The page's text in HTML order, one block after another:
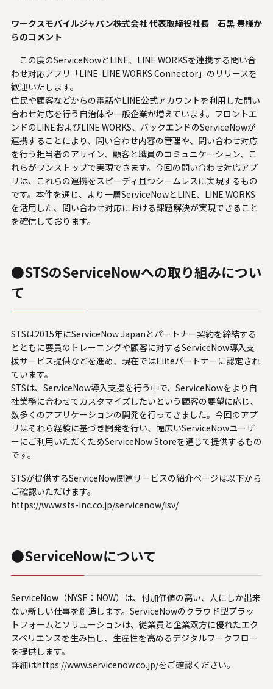
ワークスモバイルジャパン株式会社 代表取締役社長 石黒 豊様か
らのコメント
この度のServiceNowとLINE、LINE WORKSを連携する問い合
わせ対応アプリ「LINE-LINE WORKS Connector」のリリースを
歓迎いたします。
住民や顧客などからの電話やLINE公式アカウントを利用した問い
合わせ対応を行う自治体や一般企業が増えています。フロントエ
ンドのLINEおよびLINE WORKS、バックエンドのServiceNowが
連携することにより、問い合わせ内容の管理や、問い合わせ対応
を行う担当者のアサイン、顧客と職員のコミュニケーション、こ
れらがワンストップで実現できます。今回の問い合わせ対応アプ
リは、これらの連携をスピーディ且つシームレスに実現するもの
です。本件を通じ、より一層ServiceNowとLINE、LINE WORKS
を活用した、問い合わせ対応における課題解決が実現できること
を確信しております。
●STSのServiceNowへの取り組みについ
て
STSは2015年にServiceNow Japanとパートナー契約を締結する
とともに要員のトレーニングや顧客に対するServiceNow導入支
援サービス提供などを進め、現在ではEliteパートナーに認定され
ています。
STSは、ServiceNow導入支援を行う中で、ServiceNowをより自
社業務に合わせてカスタマイズしたいという顧客の要望に応じ、
数多くのアプリケーションの開発を行ってきました。今回のアプ
リはそれら経験に基づき開発を行い、幅広いServiceNowユーザ
ーにご利用いただくためServiceNow Storeを通じて提供するもの
です。
STSが提供するServiceNow関連サービスの紹介ページは以下から
ご確認いただけます。
https://www.sts-inc.co.jp/servicenow/isv/
●ServiceNowについて
ServiceNow（NYSE：NOW）は、付加価値の高い、人にしか出来
ない新しい仕事を創造します。ServiceNowのクラウド型プラッ
トフォームとソリューションは、従業員と企業双方に優れたエク
スペリエンスを生み出し、生産性を高めるデジタルワークフロー
を提供します。
詳細はhttps://www.servicenow.co.jp/をご確認ください。